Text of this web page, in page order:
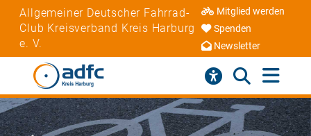
Allgemeiner Deutscher Fahrrad-
Club Kreisverband Kreis Harburg
e. V.
Mitglied werden
Spenden
Newsletter